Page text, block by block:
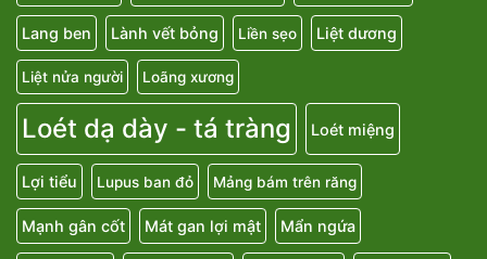
Lang ben Lành vết bỏng Liền sẹo Liệt dương
Liệt nửa người Loãng xương
Loét dạ dày - tá tràng Loét miệng
Lợi tiểu Lupus ban đỏ Mảng bám trên răng
Mạnh gân cốt Mát gan lợi mật Mẩn ngứa